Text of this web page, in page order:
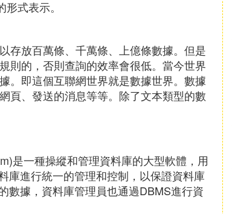
式表示。
存放百萬條、千萬條、上億條數據。但是
則的，否則查詢的效率會很低。當今世界
。即這個互聯網世界就是數據世界。數據
頁、發送的消息等等。除了文本類型的數
是一種操縱和管理資料庫的大型軟體，用
庫進行統一的管理和控制，以保證資料庫
數據，資料庫管理員也通過DBMS進行資